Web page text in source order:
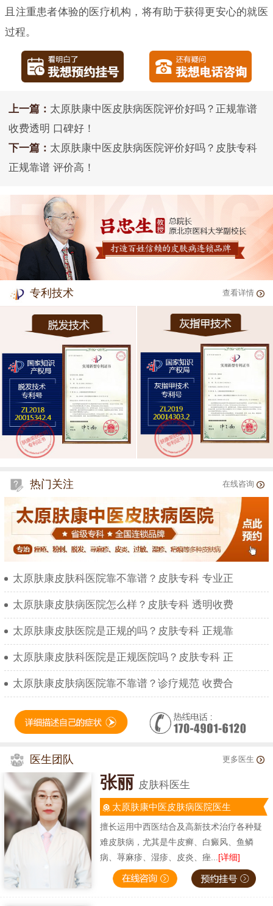
且注重患者体验的医疗机构，将有助于获得更安心的就医
过程。
上一篇： 太原肤康中医皮肤病医院评价好吗？正规靠谱
收费透明 口碑好！
下一篇： 太原肤康中医皮肤病医院评价好吗？皮肤专科
正规靠谱 评价高！
专利技术 查看详情
热门关注 在线咨询
太原肤康皮肤科医院靠不靠谱？皮肤专科 专业正
太原肤康皮肤病医院怎么样？皮肤专科 透明收费
太原肤康皮肤医院是正规的吗？皮肤专科 正规靠
太原肤康皮肤科医院是正规医院吗？皮肤专科 正
太原肤康皮肤病医院靠不靠谱？诊疗规范 收费合
医生团队 更多医生
张丽 皮肤科医生
太原肤康中医皮肤病医院医生
擅长运用中西医结合及高新技术治疗各种疑
难皮肤病，尤其是牛皮癣、白癜风、鱼鳞
病、荨麻疹、湿疹、皮炎、痤... [详细]